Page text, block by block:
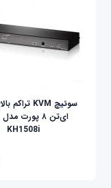
KH1508i